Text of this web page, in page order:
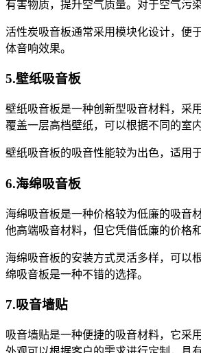
有害物质，提升空气质量。对于空气污
活性炭吸音板通常采用模块化设计，便
体音响效果。
5.壁纸吸音板
壁纸吸音板是一种创新型吸音材料，采
覆盖一层高档壁纸，可以根据不同的室
壁纸吸音板的吸音性能较为出色，适用
6.海绵吸音板
海绵吸音板是一种价格较为低廉的吸音
他高端吸音材料，但它凭借低廉的价格
海绵吸音板的安装方式灵活多样，可以
绵吸音板是一种不错的选择。
7.吸音墙贴
吸音墙贴是一种便捷的吸音材料，它采